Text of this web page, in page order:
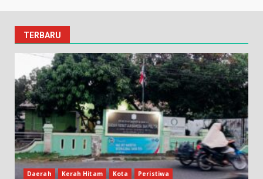
TERBARU
Daerah Kerah Hitam Kota Peristiwa